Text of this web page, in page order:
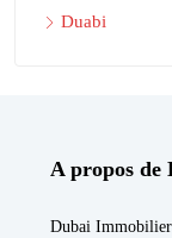
Duabi
A propos
Dubai